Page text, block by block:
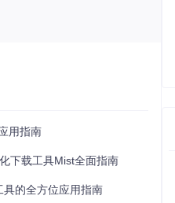
用指南
下载工具Mist全面指南
的全方位应用指南